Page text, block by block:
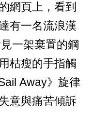
網頁上，看到
有一名流浪漢
一架棄置的鋼
枯瘦的手指觸
Away》旋律
意與痛苦傾訴